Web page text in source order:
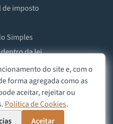
de imposto
Simples
da lei
herança ou doação
Aviso Legal
do site e, com o
forma agregada como as
aceitar, rejeitar ou
Política de Cookies.
Aceitar